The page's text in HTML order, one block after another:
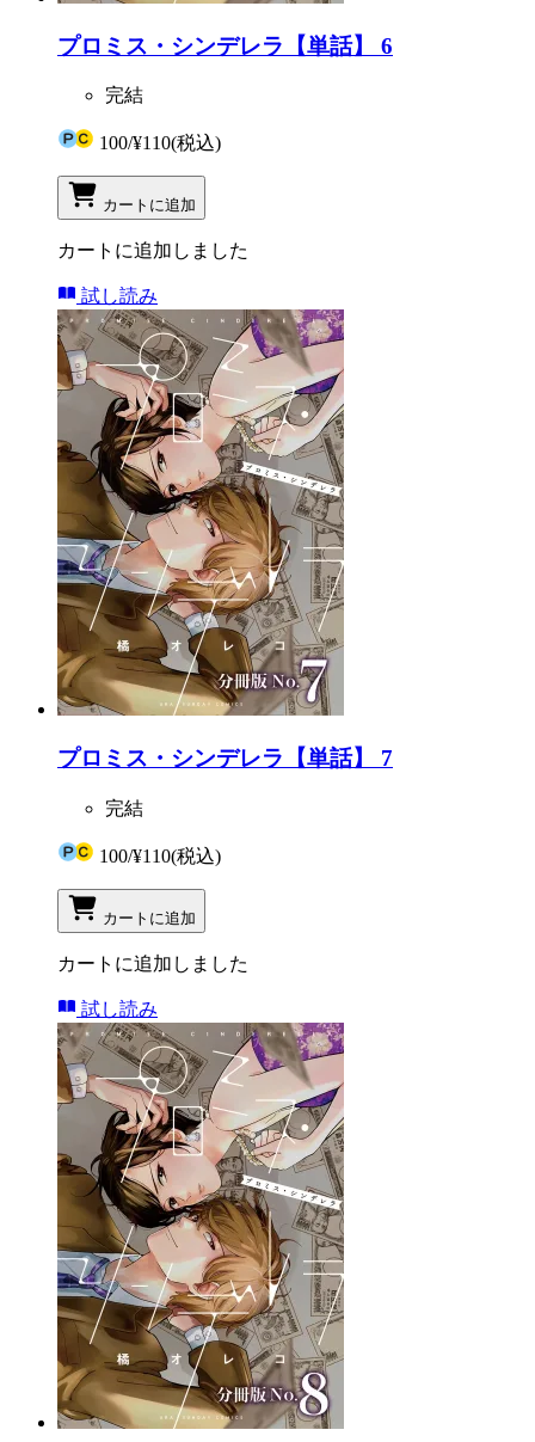
プロミス・シンデレラ【単話】 6
完結
100/¥110(税込)
カートに追加
カートに追加しました
試し読み
プロミス・シンデレラ【単話】 7
完結
100/¥110(税込)
カートに追加
カートに追加しました
試し読み